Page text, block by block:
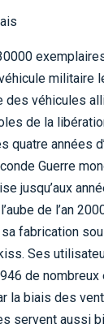
militaire
des véhicules
de la
quatre années
Guerre
jusqu’aux
de l’an
sa fabrication
Ses
de
la biais des
servent aussi